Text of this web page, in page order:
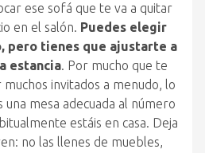
ese sofá que te va a quitar
en el salón. Puedes elegir
pero tienes que ajustarte a
estancia. Por mucho que te
invitados a menudo, lo
una mesa adecuada al número
estáis en casa. Deja
no las llenes de muebles,